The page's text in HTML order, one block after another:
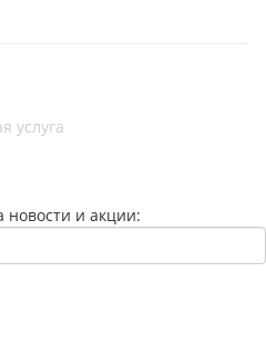
услуга
новости и акции: